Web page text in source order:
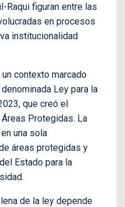
Raqui figuran entre las
en procesos
institucionalidad
contexto marcado
Ley para la
que creó el
Protegidas. La
una sola
áreas protegidas y
Estado para la
de la ley depende